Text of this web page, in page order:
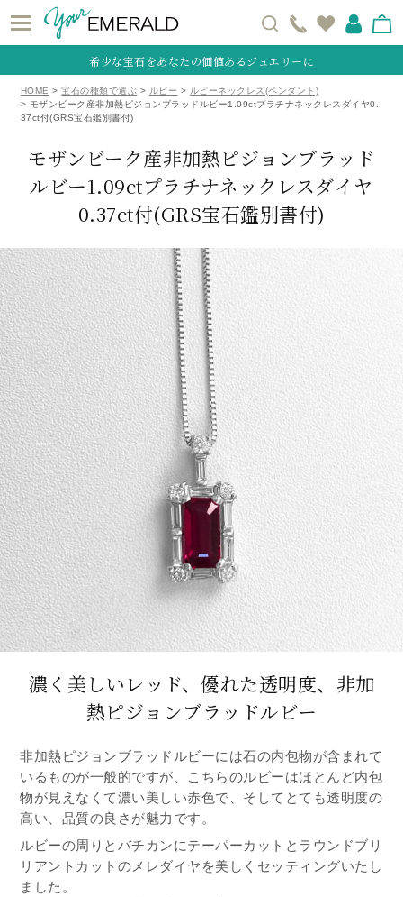
希少な宝石をあなたの価値あるジュエリーに
HOME 宝石の種類で選ぶ ルビー
ルビーネックレス(ペンダント)
モザンビーク産非加熱ピジョンブラッドルビー1.09ctプラチナネックレスダイヤ0.
37ct付(GRS宝石鑑別書付)
モザンビーク産非加熱ピジョンブラッド
ルビー1.09ctプラチナネックレスダイヤ
0.37ct付(GRS宝石鑑別書付)
濃く美しいレッド、優れた透明度、非加
熱ピジョンブラッドルビー
非加熱ピジョンブラッドルビーには石の内包物が含まれて
いるものが一般的ですが、こちらのルビーはほとんど内包
物が見えなくて濃い美しい赤色で、そしてとても透明度の
高い、品質の良さが魅力です。
ルビーの周りとバチカンにテーパーカットとラウンドブリ
リアントカットのメレダイヤを美しくセッティングいたし
ました。